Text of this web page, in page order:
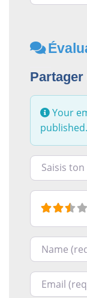
Partager
Your
published.
Racontez-
Nom
Courriel